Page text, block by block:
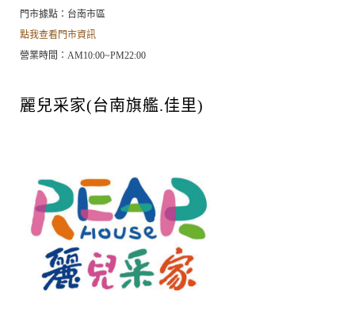
門市據點：台南市區
點我查看門市資訊
營業時間：AM10:00~PM22:00
麗兒采家(台南旗艦.佳里)